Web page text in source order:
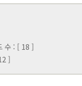
수 : [ 18 ]
]